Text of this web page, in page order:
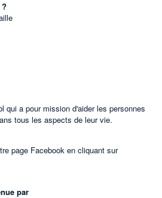
qui a pour mission d'aider les personnes
tous les aspects de leur vie.
page Facebook en cliquant sur
par